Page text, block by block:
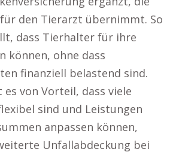
den Tierarzt übernimmt. So
dass Tierhalter für ihre
können, ohne dass
finanziell belastend sind.
von Vorteil, dass viele
sind und Leistungen
anpassen können,
Unfallabdeckung bei